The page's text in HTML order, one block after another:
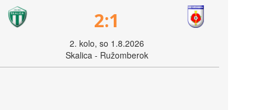
2:1
2. kolo, so 1.8.2026
Skalica - Ružomberok